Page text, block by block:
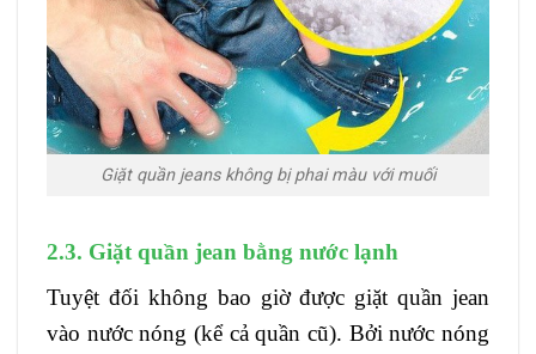
Giặt quần jeans không bị phai màu với muối
2.3. Giặt quần jean bằng nước lạnh
Tuyệt đối không bao giờ được giặt quần jean
vào nước nóng (kể cả quần cũ). Bởi nước nóng